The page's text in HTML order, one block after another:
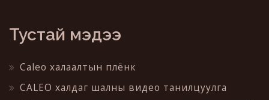
Тустай мэдээ
Caleo халаалтын плёнк
CALEO халдаг шалны видео танилцуулга